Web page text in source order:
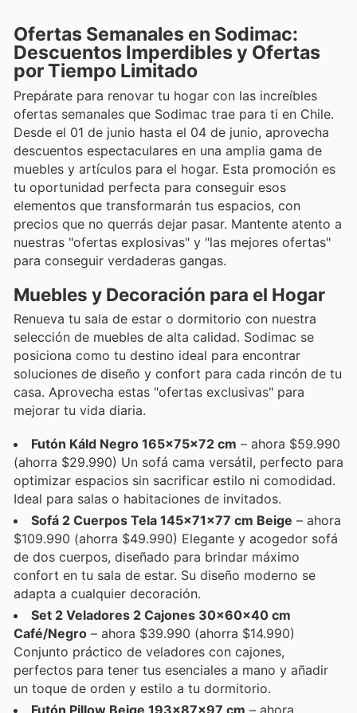
Ofertas Semanales en Sodimac:
Descuentos Imperdibles y Ofertas
por Tiempo Limitado
Prepárate para renovar tu hogar con las increíbles
ofertas semanales que Sodimac trae para ti en Chile.
Desde el 01 de junio hasta el 04 de junio, aprovecha
descuentos espectaculares en una amplia gama de
muebles y artículos para el hogar. Esta promoción es
tu oportunidad perfecta para conseguir esos
elementos que transformarán tus espacios, con
precios que no querrás dejar pasar. Mantente atento a
nuestras "ofertas explosivas" y "las mejores ofertas"
para conseguir verdaderas gangas.
Muebles y Decoración para el Hogar
Renueva tu sala de estar o dormitorio con nuestra
selección de muebles de alta calidad. Sodimac se
posiciona como tu destino ideal para encontrar
soluciones de diseño y confort para cada rincón de tu
casa. Aprovecha estas "ofertas exclusivas" para
mejorar tu vida diaria.
Futón Káld Negro 165x75x72 cm – ahora $59.990
(ahorra $29.990) Un sofá cama versátil, perfecto para
optimizar espacios sin sacrificar estilo ni comodidad.
Ideal para salas o habitaciones de invitados.
Sofá 2 Cuerpos Tela 145x71x77 cm Beige – ahora
$109.990 (ahorra $49.990) Elegante y acogedor sofá
de dos cuerpos, diseñado para brindar máximo
confort en tu sala de estar. Su diseño moderno se
adapta a cualquier decoración.
Set 2 Veladores 2 Cajones 30x60x40 cm
Café/Negro – ahora $39.990 (ahorra $14.990)
Conjunto práctico de veladores con cajones,
perfectos para tener tus esenciales a mano y añadir
un toque de orden y estilo a tu dormitorio.